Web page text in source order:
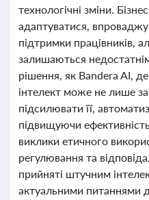
технологічні зміни.
адаптуватися,
підтримки працівників,
залишаються
рішення, як Bandera AI,
інтелект може не лише
підсилювати її,
підвищуючи
виклики етичного
регулювання та
прийняті штучним
актуальними питаннями